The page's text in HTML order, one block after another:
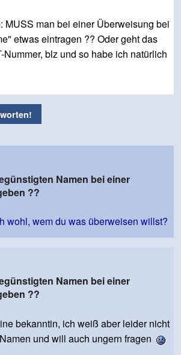
MUSS man bei einer Überweisung bei
etwas eintragen ?? Oder geht das
Nummer, blz und so habe ich natürlich
Namen bei einer
??
wohl, wem du was überweisen willst?
Namen bei einer
??
bekanntin, ich weiß aber leider nicht
und will auch ungern fragen